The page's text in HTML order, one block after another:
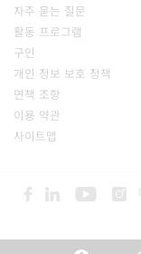
자주 묻는 질문
활동 프로그램
구인
개인 정보 보호 정책
면책 조항
이용 약관
사이트맵